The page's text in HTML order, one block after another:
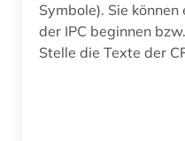
netzwerke (2)
Symbole). Sie können erkennen, wo die Texte
der IPC beginnen
Stelle die Texte der